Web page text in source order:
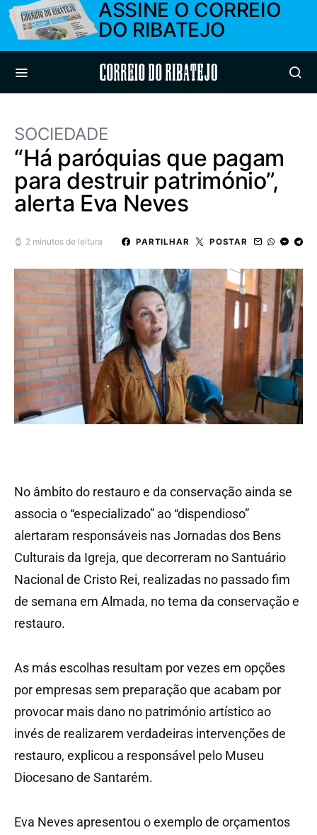
ASSINE O CORREIO
DO RIBATEJO
Correio do Ribatejo
SOCIEDADE
“Há paróquias que pagam
para destruir património”,
alerta Eva Neves
2 minutos de leitura PARTILHAR POSTAR
No âmbito do restauro e da conservação ainda se
associa o “especializado” ao “dispendioso”
alertaram responsáveis nas Jornadas dos Bens
Culturais da Igreja, que decorreram no Santuário
Nacional de Cristo Rei, realizadas no passado fim
de semana em Almada, no tema da conservação e
restauro.
As más escolhas resultam por vezes em opções
por empresas sem preparação que acabam por
provocar mais dano no património artístico ao
invés de realizarem verdadeiras intervenções de
restauro, explicou a responsável pelo Museu
Diocesano de Santarém.
Eva Neves apresentou o exemplo de orçamentos